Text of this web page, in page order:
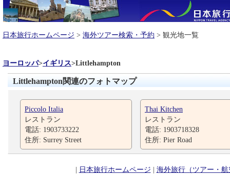
日本旅行ホームページ > 海外ツアー検索・予約 > 観光地一覧
ヨーロッパ>イギリス>Littlehampton
Littlehampton関連のフォトマップ
Piccolo Italia
レストラン
電話: 1903733222
住所: Surrey Street
Thai Kitchen
レストラン
電話: 1903718328
住所: Pier Road
| 日本旅行ホームページ | 海外旅行（ツアー・航